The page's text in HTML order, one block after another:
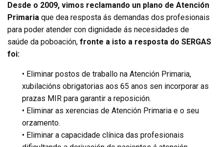
Desde o 2009, vimos reclamando un plano de Atención
Primaria que dea resposta ás demandas dos profesionais
para poder atender con dignidade ás necesidades de
saúde da poboación, fronte a isto a resposta do SERGAS
foi:
• Eliminar postos de traballo na Atención Primaria,
xubilacións obrigatorias aos 65 anos sen incorporar as
prazas MIR para garantir a reposición.
• Eliminar as xerencias de Atención Primaria e o seu
orzamento.
• Eliminar a capacidade clínica das profesionais